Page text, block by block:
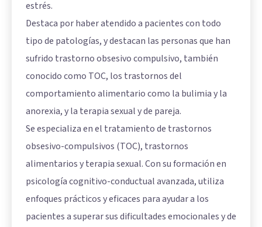
estrés.
Destaca por haber atendido a pacientes con todo
tipo de patologías, y destacan las personas que han
sufrido trastorno obsesivo compulsivo, también
conocido como TOC, los trastornos del
comportamiento alimentario como la bulimia y la
anorexia, y la terapia sexual y de pareja.
Se especializa en el tratamiento de trastornos
obsesivo-compulsivos (TOC), trastornos
alimentarios y terapia sexual. Con su formación en
psicología cognitivo-conductual avanzada, utiliza
enfoques prácticos y eficaces para ayudar a los
pacientes a superar sus dificultades emocionales y de